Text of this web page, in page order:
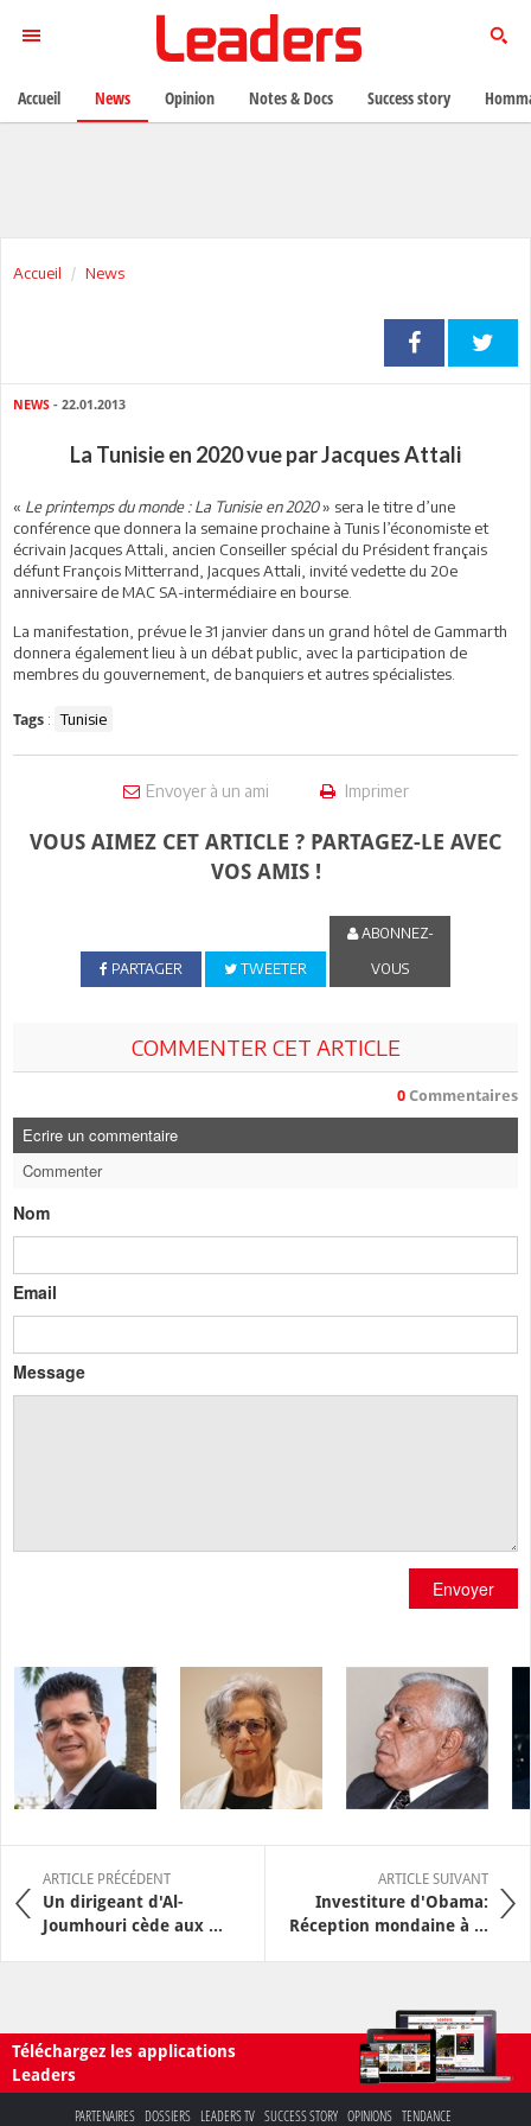
Accueil News
NEWS - 22.01.2013
La Tunisie en 2020 vue par Jacques Attali
« Le printemps du monde : La Tunisie en 2020» sera le titre d’une
conférence que donnera la semaine prochaine à Tunis l’économiste et
écrivain Jacques Attali, ancien Conseiller spécial du Président français
défunt François Mitterrand, Jacques Attali, invité vedette du 20e
anniversaire de MAC SA-intermédiaire en bourse.
La manifestation, prévue le 31 janvier dans un grand hôtel de Gammarth
donnera également lieu à un débat public, avec la participation de
membres du gouvernement, de banquiers et autres spécialistes.
Tags : Tunisie
Envoyer à un ami Imprimer
VOUS AIMEZ CET ARTICLE ? PARTAGEZ-LE AVEC
VOS AMIS !
PARTAGER TWEETER
ABONNEZ-
VOUS
COMMENTER CET ARTICLE
0 Commentaires
Ecrire un commentaire
Commenter
Nom
Email
Message
Envoyer
ARTICLE PRÉCÉDENT
Un dirigeant d'Al-
Joumhouri cède aux ...
ARTICLE SUIVANT
Investiture d'Obama:
Réception mondaine à ...
Téléchargez les applications
Leaders
PARTENAIRES DOSSIERS LEADERS TV SUCCESS STORY OPINIONS TENDANCE
Accueil News Opinion Notes & Docs Success story